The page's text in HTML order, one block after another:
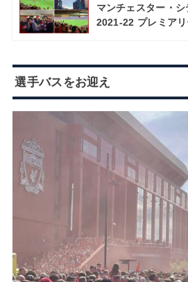
マンチェスター・
2021-22 プレミア
選手バスをお迎え